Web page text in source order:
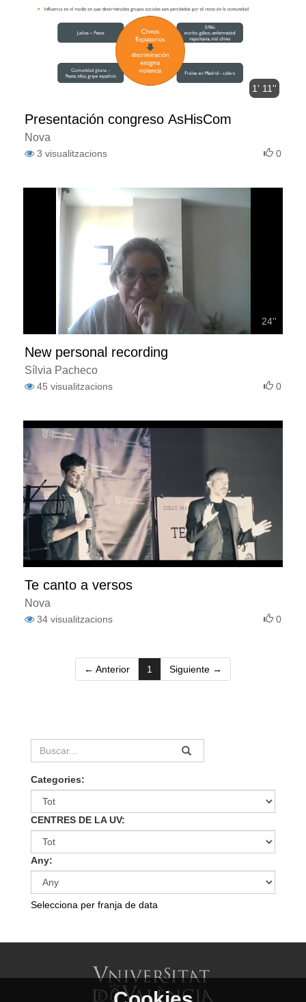
1' 11''
Presentación congreso AsHisCom
Nova
3 visualitzacions 0
24''
New personal recording
Sílvia Pacheco
45 visualitzacions 0
Te canto a versos
Nova
34 visualitzacions 0
← Anterior 1 (current)
Siguiente →
Categories:
CENTRES DE LA UV:
Any:
Selecciona per franja de data